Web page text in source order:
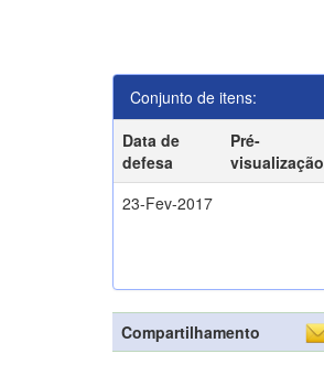
Conjunto de itens:
Data de
defesa
Pré-
visualização
23-Fev-2017
Compartilhamento